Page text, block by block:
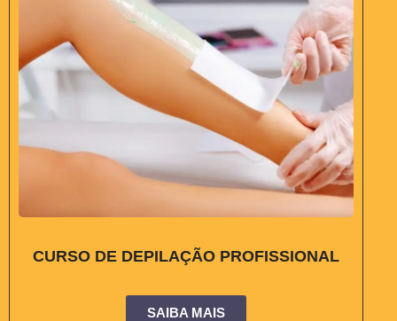
CURSO DE DEPILAÇÃO PROFISSIONAL
SAIBA MAIS